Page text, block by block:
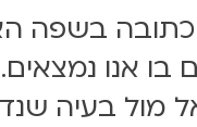
כתובה בשפה
בו אנו
מול בעיה